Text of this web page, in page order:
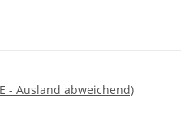
- Ausland abweichend)